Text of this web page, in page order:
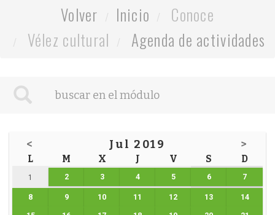
Volver Inicio
Conoce
Vélez cultural
Agenda de actividades
< Jul 2019 >
L M X J V S D
1 2 3 4 5 6 7
8 9 10 11 12 13 14